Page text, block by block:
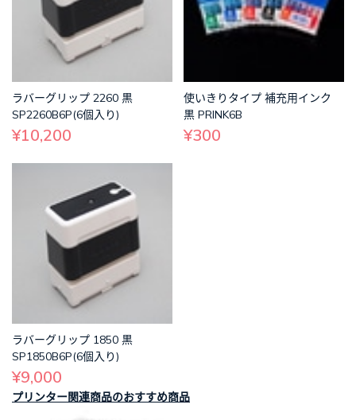
ラバーグリップ 2260 黒
SP2260B6P(6個入り)
¥10,200
使いきりタイプ 補充用インク
黒 PRINK6B
¥300
ラバーグリップ 1850 黒
SP1850B6P(6個入り)
¥9,000
プリンター関連商品のおすすめ商品